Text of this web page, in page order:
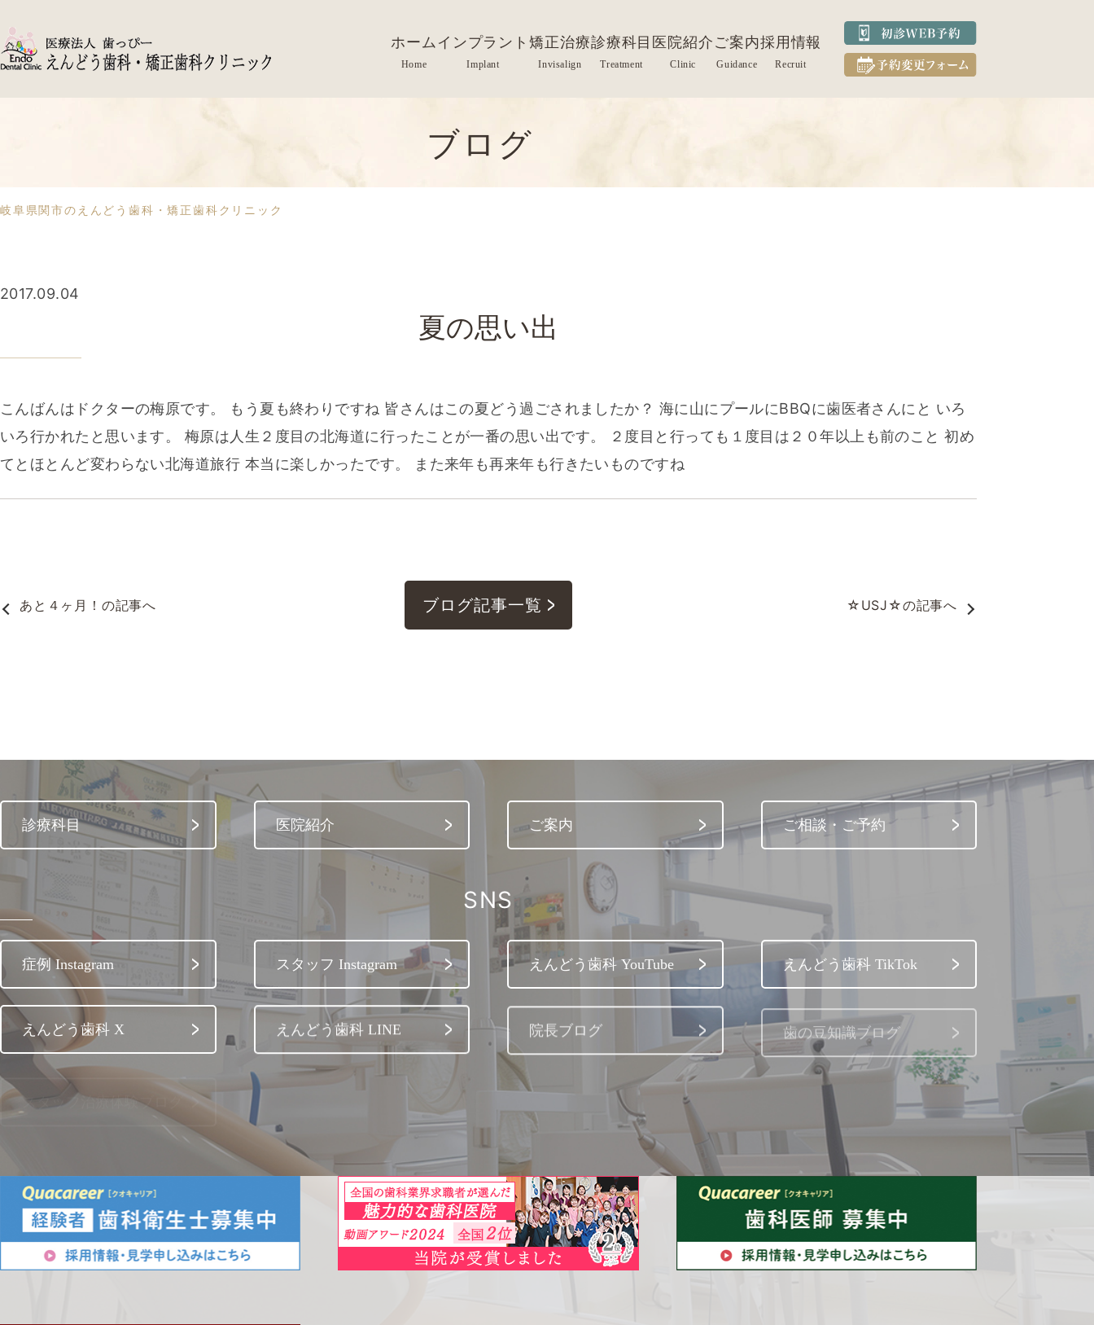
ホーム インプラント矯正治療診療科目 医院紹介 ご案内採用情報
ブログ
岐阜県関市のえんどう歯科・矯正歯科クリニック
夏の思い出
2017.09.04
こんばんはドクターの梅原です。 もう夏も終わりですね 皆さんはこの夏どう過ごされましたか？ 海に山にプールにBBQに歯医者さんにと いろ
いろ行かれたと思います。 梅原は人生２度目の北海道に行ったことが一番の思い出です。 ２度目と行っても１度目は２０年以上も前のこと 初め
てとほとんど変わらない北海道旅行 本当に楽しかったです。 また来年も再来年も行きたいものですね
あと４ヶ月！ の記事へ ブログ記事一覧 ☆USJ☆の記事へ
診療科目 医院紹介 ご案内 ご相談・ご予約
SNS
症例 Instagram スタッフ Instagram えんどう歯科 YouTube えんどう歯科 TikTok
えんどう歯科 X えんどう歯科 LINE 院長ブログ 歯の豆知識ブログ
スタッフ治療体験ブログ